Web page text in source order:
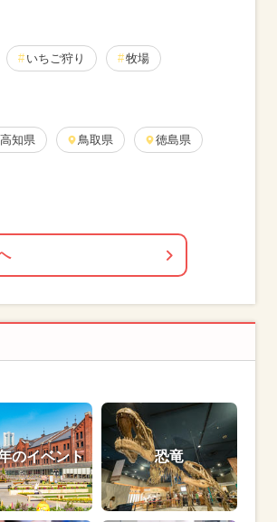
いちご狩り 牧場
高知県 鳥取県 徳島県
のイベント 恐竜